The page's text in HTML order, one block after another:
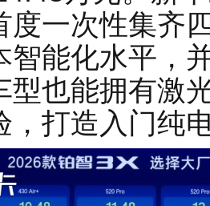
度一次性集齐
智能化水平，
型也能拥有激
，打造入门纯